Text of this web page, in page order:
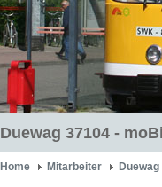
Duewag 37104 -
Home Mitarbeiter